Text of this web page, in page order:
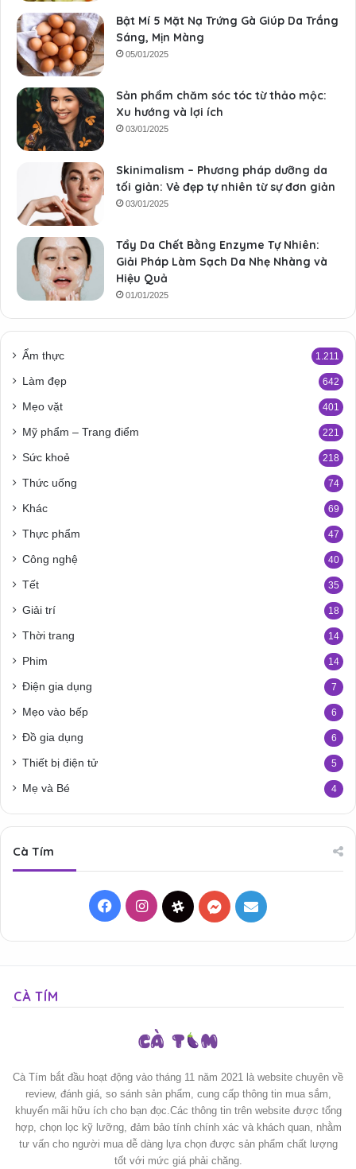
Bật Mí 5 Mặt Nạ Trứng Gà Giúp Da Trắng
Sáng, Mịn Màng
05/01/2025
Sản phẩm chăm sóc tóc từ thảo mộc:
Xu hướng và lợi ích
03/01/2025
Skinimalism – Phương pháp dưỡng da
tối giản: Vẻ đẹp tự nhiên từ sự đơn giản
03/01/2025
Tẩy Da Chết Bằng Enzyme Tự Nhiên:
Giải Pháp Làm Sạch Da Nhẹ Nhàng và
Hiệu Quả
01/01/2025
Ẩm thực 1.211
Làm đẹp 642
Mẹo vặt 401
Mỹ phẩm – Trang điểm 221
Sức khoẻ 218
Thức uống 74
Khác 69
Thực phẩm 47
Công nghệ 40
Tết 35
Giải trí 18
Thời trang 14
Phim 14
Điện gia dụng 7
Mẹo vào bếp 6
Đồ gia dụng 6
Thiết bị điện tử 5
Mẹ và Bé 4
Cà Tím
FacebookInstagramThreadsMessenger
Mail
CÀ TÍM
Cà Tím bắt đầu hoạt động vào tháng 11 năm 2021 là website chuyên về
review, đánh giá, so sánh sản phẩm, cung cấp thông tin mua sắm,
khuyến mãi hữu ích cho bạn đọc.Các thông tin trên website được tổng
hợp, chọn lọc kỹ lưỡng, đảm bảo tính chính xác và khách quan, nhằm
tư vấn cho người mua dễ dàng lựa chọn được sản phẩm chất lượng
tốt với mức giá phải chăng.